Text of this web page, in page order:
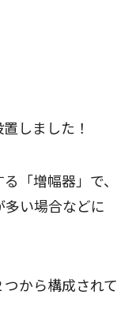
しました！
「増幅器」で、
い場合などに
から構成されて